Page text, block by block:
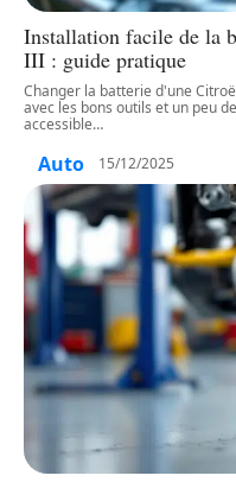
Installation facile de la
III : guide pratique
Changer la batterie d'une
avec les bons outils et un peu
accessible…
Auto 15/12/2025